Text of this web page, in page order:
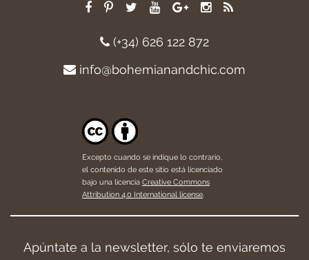
(+34) 626 122 872
info@bohemianandchic.com
Excepto cuando se indique lo contrario,
el contenido de este sitio está licenciado
bajo una licencia Creative Commons
Attribution 4.0 International license.
Apúntate a la newsletter, sólo te enviaremos